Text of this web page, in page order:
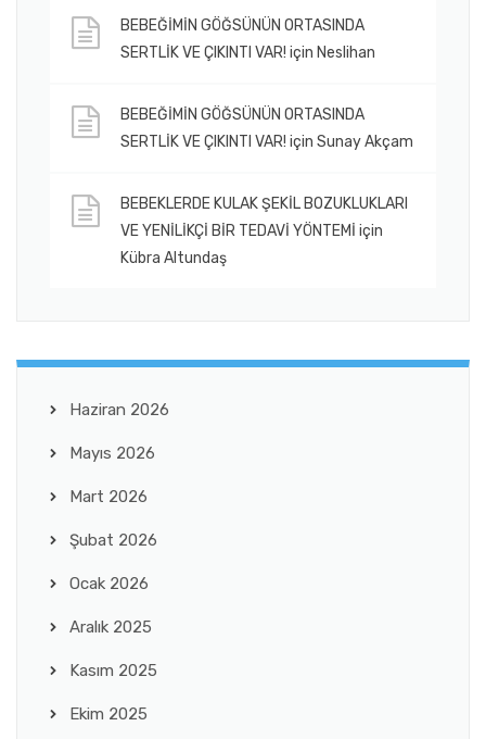
BEBEĞİMİN GÖĞSÜNÜN ORTASINDA
SERTLİK VE ÇIKINTI VAR! için Neslihan
BEBEĞİMİN GÖĞSÜNÜN ORTASINDA
SERTLİK VE ÇIKINTI VAR! için Sunay Akçam
BEBEKLERDE KULAK ŞEKİL BOZUKLUKLARI
VE YENİLİKÇİ BİR TEDAVİ YÖNTEMİ için
Kübra Altundaş
Haziran 2026
Mayıs 2026
Mart 2026
Şubat 2026
Ocak 2026
Aralık 2025
Kasım 2025
Ekim 2025